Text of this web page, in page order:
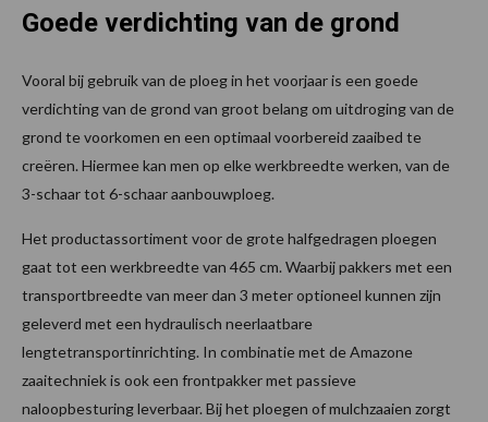
Goede verdichting van de grond
Vooral bij gebruik van de ploeg in het voorjaar is een goede
verdichting van de grond van groot belang om uitdroging van de
grond te voorkomen en een optimaal voorbereid zaaibed te
creëren. Hiermee kan men op elke werkbreedte werken, van de
3-schaar tot 6-schaar aanbouwploeg.
Het productassortiment voor de grote halfgedragen ploegen
gaat tot een werkbreedte van 465 cm. Waarbij pakkers met een
transportbreedte van meer dan 3 meter optioneel kunnen zijn
geleverd met een hydraulisch neerlaatbare
lengtetransportinrichting. In combinatie met de Amazone
zaaitechniek is ook een frontpakker met passieve
naloopbesturing leverbaar. Bij het ploegen of mulchzaaien zorgt